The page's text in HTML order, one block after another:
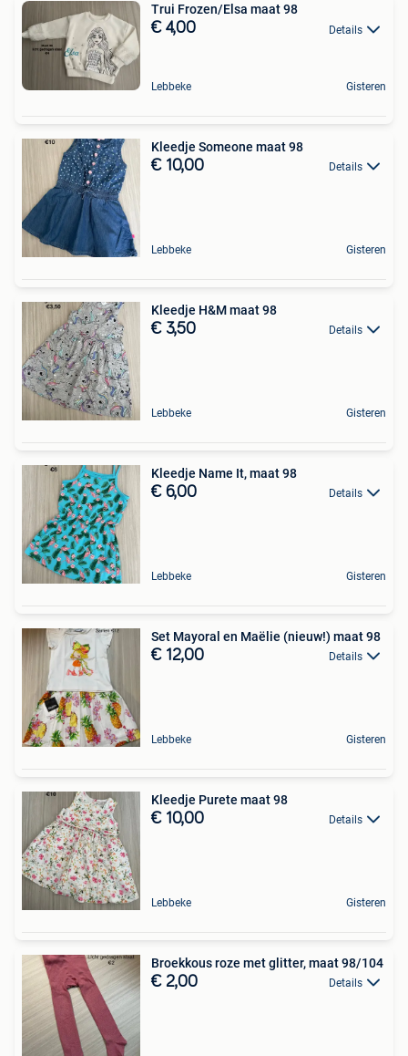
Trui Frozen/Elsa maat 98
€ 4,00 Details
Lebbeke Gisteren
Kleedje Someone maat 98
€ 10,00 Details
Lebbeke Gisteren
Kleedje H&M maat 98
€ 3,50 Details
Lebbeke Gisteren
Kleedje Name It, maat 98
€ 6,00 Details
Lebbeke Gisteren
Set Mayoral en Maëlie (nieuw!) maat 98
€ 12,00 Details
Lebbeke Gisteren
Kleedje Purete maat 98
€ 10,00 Details
Lebbeke Gisteren
Broekkous roze met glitter, maat 98/104
€ 2,00 Details